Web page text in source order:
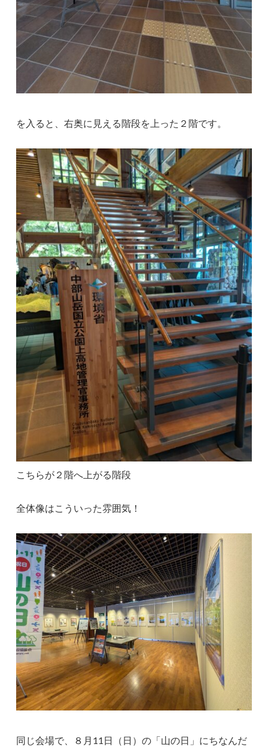
を入ると、右奥に見える階段を上った２階です。
こちらが２階へ上がる階段
全体像はこういった雰囲気！
同じ会場で、８月11日（日）の「山の日」にちなんだ